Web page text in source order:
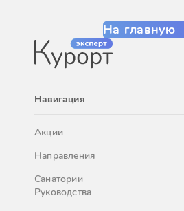
На главную
Навигация
Акции
Направления
Санатории
Руководства